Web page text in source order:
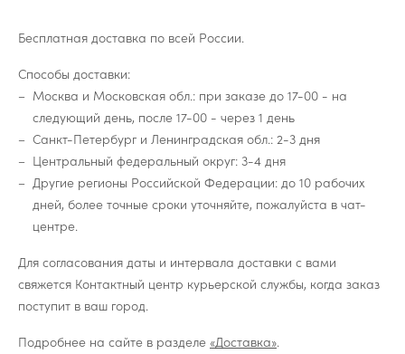
Бесплатная доставка по всей России.
Способы доставки:
Москва и Московская обл.: при заказе до 17-00 - на
следующий день, после 17-00 - через 1 день
Санкт-Петербург и Ленинградская обл.: 2-3 дня
Центральный федеральный округ: 3-4 дня
Другие регионы Российской Федерации: до 10 рабочих
дней, более точные сроки уточняйте, пожалуйста в чат-
центре.
Для согласования даты и интервала доставки с вами
свяжется Контактный центр курьерской службы, когда заказ
поступит в ваш город.
Подробнее на сайте в разделе «Доставка».